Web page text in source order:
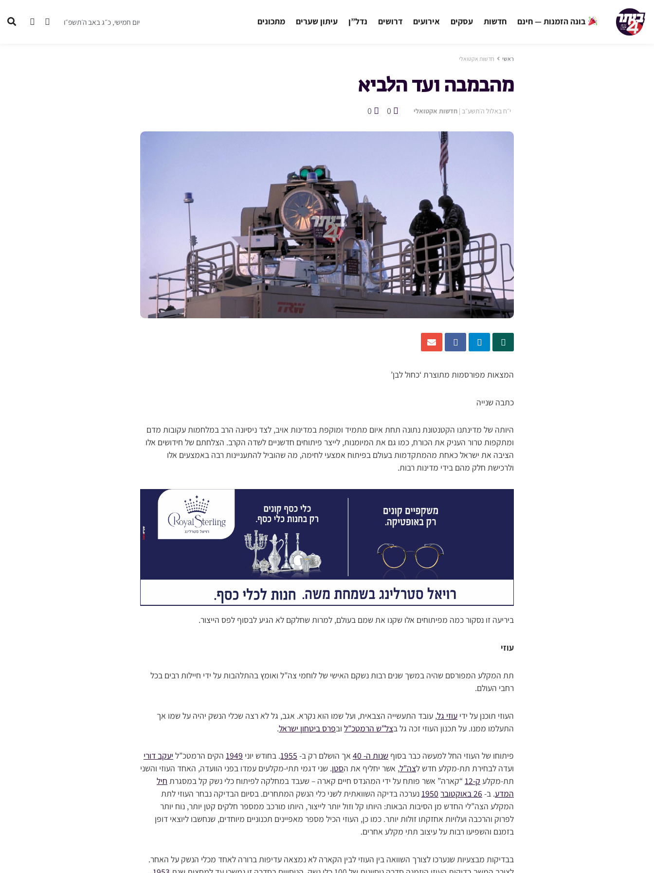
בונה הזמנות — חינם חדשות עסקים אירועים דרושים נדל”ן עיתון שערים מתכונים יום חמישי, כ״ג באב ה׳תשפ״ו
ראשי חדשות אקטואלי
מהבמבה ועד הלביא
י״ח באלול ה׳תשע״ב | חדשות אקטואלי 0
0
המצאות מפורסמות מתוצרת ‘כחול לבן’
כתבה שנייה
היותה של מדינתנו הקטנטונת נתונה תחת איום מתמיד ומוקפת במדינות אויב, לצד ניסיונה הרב במלחמות עקובות מדם
ומתקפות טרור העניק את הכורח, כמו גם את המיומנות, לייצר פיתוחים חדשניים לשדה הקרב. הצלחתם של חידושים אלו
הציבה את ישראל כאחת מהמתקדמות בעולם בפיתוח אמצעי לחימה, מה שהוביל להתעניינות רבה באמצעים אלו
ולרכישת חלק מהם בידי מדינות רבות.
ביריעה זו נסקור כמה מפיתוחים אלו שקנו את שמם בעולם, למרות שחלקם לא הגיע לבסוף לפס הייצור.
עוזי
תת המקלע המפורסם שהיה במשך שנים רבות נשקם האישי של לוחמי צה”ל ואומץ בהתלהבות על ידי חיילות רבים בכל
רחבי העולם.
העוזי תוכנן על ידי עוזי גל, עובד התעשייה הצבאית, ועל שמו הוא נקרא. אגב, גל לא רצה שכלי הנשק יהיה על שמו אך
התעלמו ממנו. על תכנון העוזי זכה גל בצל”ש הרמטכ”ל ובפרס ביטחון ישראל.
פיתוחו של העוזי החל למעשה כבר בסוף שנות ה- 40 אך הושלם רק ב- 1955. בחודש יוני 1949 הקים הרמטכ”ל יעקב דורי
ועדה לבחירת תת-מקלע חדש לצה”ל, אשר יחליף את הסטן. שני דגמי תתי-מקלעים עמדו בפני הוועדה, האחד העוזי והשני
תת-מקלע ק-12 “קארה” אשר פותח על ידי המהנדס חיים קארה – שעבד במחלקה לפיתוח כלי נשק קל במסגרת חיל
המדע. ב- 26 באוקטובר 1950נערכה בדיקה השוואתית לשני כלי הנשק המתחרים. בסיום הבדיקה נבחר העוזי לתת
המקלע הצה”לי החדש מן הסיבות הבאות: היותו קל וזול יותר לייצור, היותו מורכב ממספר חלקים קטן יותר, נוח יותר
לפרוק והרכבה ועלויות אחזקתו זולות יותר. כמו כן, העוזי הכיל מספר מאפיינים תכנוניים מיוחדים, שנחשבו ליוצאי דופן
בזמנם והשפיעו רבות על עיצוב תתי מקלע אחרים.
בבדיקות מבצעיות שנערכו לצורך השוואה בין העוזי לבין הקארה לא נמצאה עדיפות ברורה לאחד מכלי הנשק על האחר.